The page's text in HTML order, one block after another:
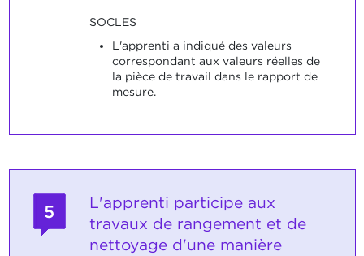
SOCLES
L'apprenti a indiqué des valeurs
correspondant aux valeurs réelles de
la pièce de travail dans le rapport de
mesure.
5
L'apprenti participe aux
travaux de rangement et de
nettoyage d'une manière